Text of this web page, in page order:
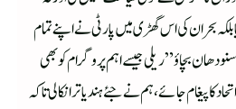
بحران کی اس گھڑی میں پارٹی نے اپنے تمام
بچاؤ” ریلی جیسے اہم پروگرام کو بھی
کا پیغام جائے،ہم نے جئے ہند یاترا نکالی تاکہ